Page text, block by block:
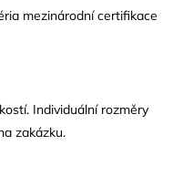
mezinárodní certifikace
Individuální rozměry
zakázku.